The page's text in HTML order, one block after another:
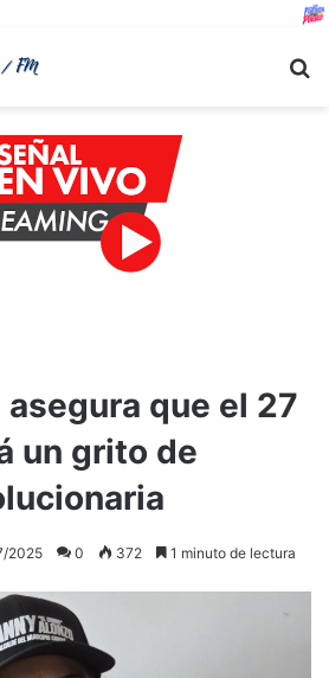
que el 27
un grito de
2025 0 372 1 minuto de lectura